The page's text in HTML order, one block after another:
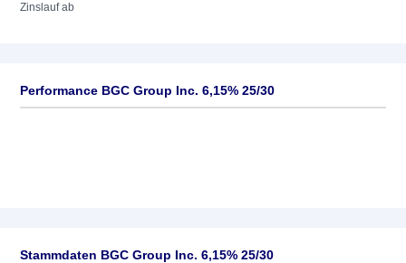
Zinslauf ab
Performance BGC Group Inc. 6,15% 25/30
Stammdaten BGC Group Inc. 6,15% 25/30